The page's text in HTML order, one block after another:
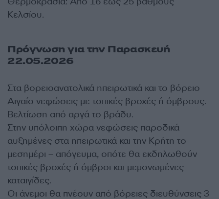
Κελσίου.
Πρόγνωση για την Παρασκευή
22.05.2026
Στα βορειοανατολικά ηπειρωτικά και το βόρειο
Αιγαίο νεφώσεις με τοπικές βροχές ή όμβρους.
Βελτίωση από αργά το βράδυ.
Στην υπόλοιπη χώρα νεφώσεις παροδικά
αυξημένες στα ηπειρωτικά και την Κρήτη το
μεσημέρι – απόγευμα, οπότε θα εκδηλωθούν
τοπικές βροχές ή όμβροι και μεμονωμένες
καταιγίδες.
Οι άνεμοι θα πνέουν από βόρειες διευθύνσεις 3